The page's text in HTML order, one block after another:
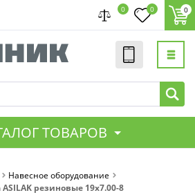
0 0 0
ТОВАРОВ
Навесное оборудование
ASILAK резиновые 19x7.00-8